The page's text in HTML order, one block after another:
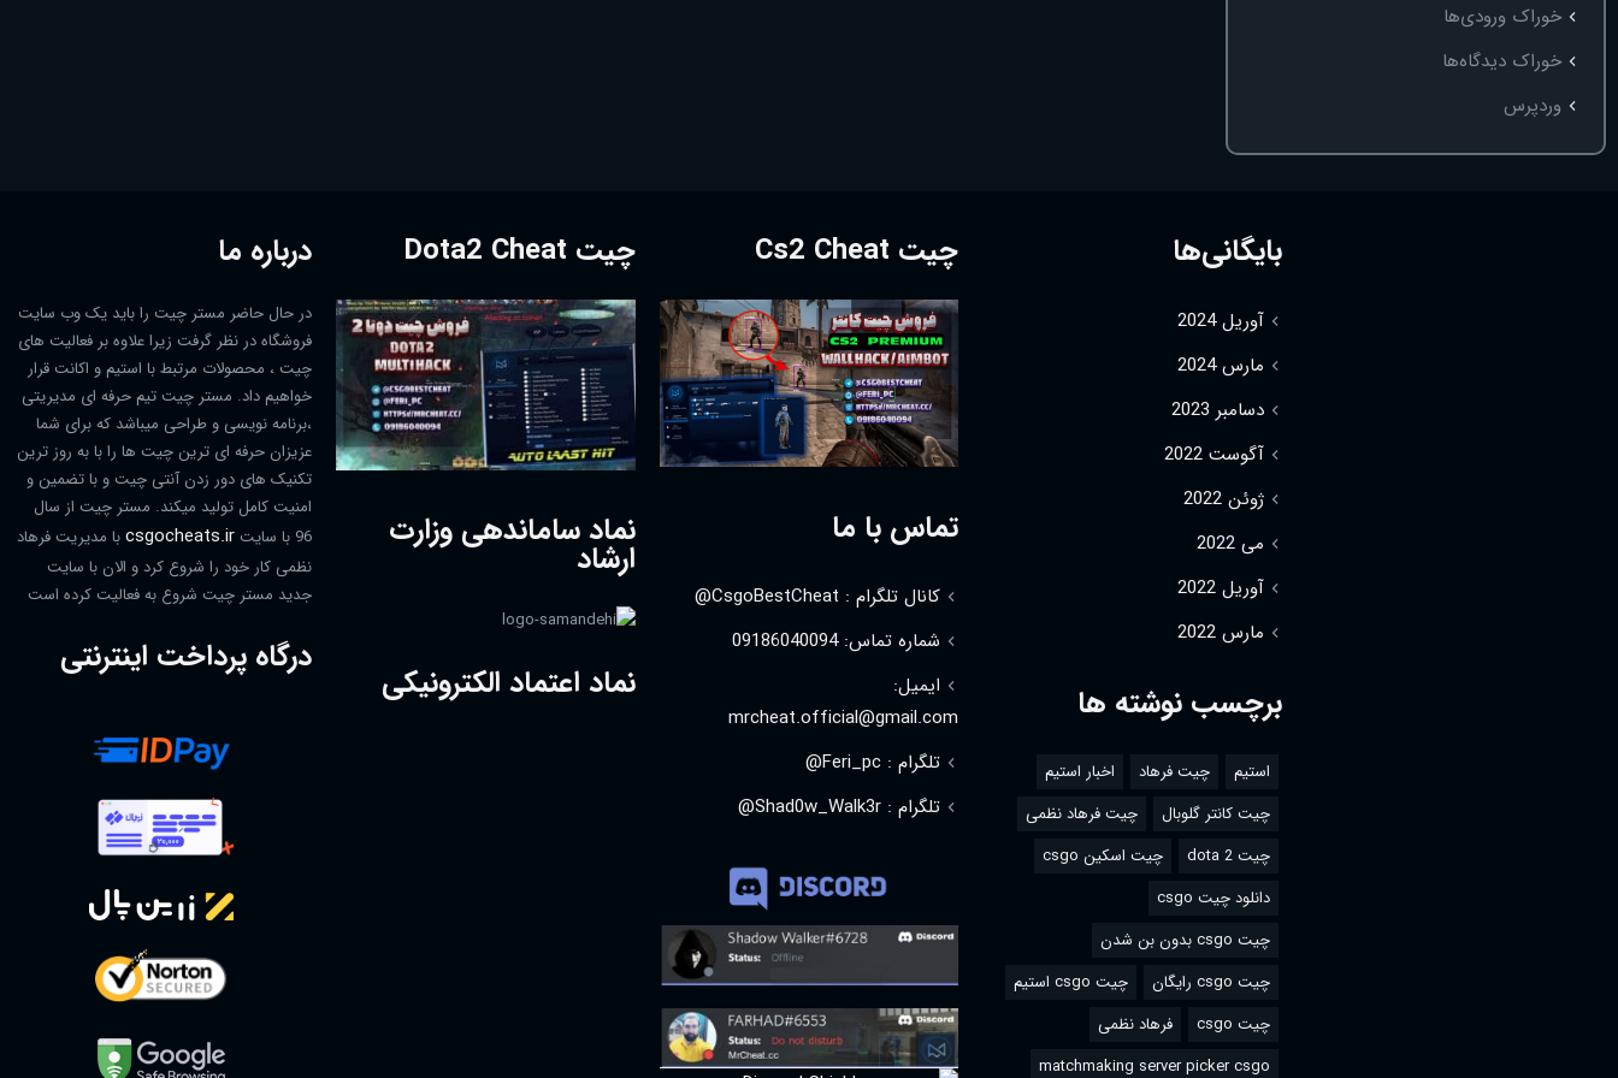
خوراک ورودی‌ها
خوراک دیدگاه‌ها
وردپرس
بایگانی‌ها
آوریل 2024
مارس 2024
دسامبر 2023
آگوست 2022
ژوئن 2022
می 2022
آوریل 2022
مارس 2022
برچسب نوشته ها
استیم چیت فرهاد
اخبار استیم
چیت کانتر گلوبال
چیت فرهاد نظمی
چیت dota 2
چیت اسکین csgo
دانلود چیت csgo
چیت csgo بدون بن شدن
چیت csgo رایگان
چیت csgo استیم
چیت csgo
فرهاد نظمی
matchmaking server picker csgo
چیت Cs2 Cheat
تماس با ما
کانال تلگرام : CsgoBestCheat@
شماره تماس: 09186040094
ایمیل:
mrcheat.official@gmail.com
تلگرام : Feri_pc@
تلگرام : Shad0w_Walk3r@
چیت Dota2 Cheat
نماد ساماندهی وزارت
ارشاد
نماد اعتماد الکترونیکی
درباره ما
در حال حاضر مستر چیت را باید یک وب سایت
فروشگاه در نظر گرفت زیرا علاوه بر فعالیت های
چیت ، محصولات مرتبط با استیم و اکانت قرار
خواهیم داد. مستر چیت تیم حرفه ای مدیریتی
،برنامه نویسی و طراحی میباشد که برای شما
عزیزان حرفه ای ترین چیت ها را با به روز ترین
تکنیک های دور زدن آنتی چیت و با تضمین و
امنیت کامل تولید میکند. مستر چیت از سال
96 با سایت
csgocheats.irبا مدیریت فرهاد
نظمی کار خود را شروع کرد و الان با سایت
جدید مستر چیت شروع به فعالیت کرده است
درگاه پرداخت اینترنتی